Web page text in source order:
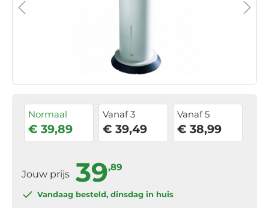
Normaal
€ 39,89
Vanaf 3
€ 39,49
Vanaf 5
€ 38,99
Jouw prijs 39,89
Vandaag besteld, dinsdag in huis